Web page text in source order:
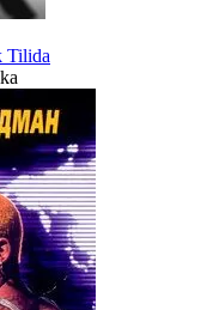
Tilida